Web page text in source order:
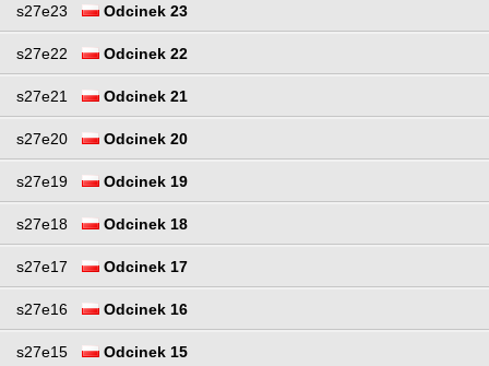
s27e23 Odcinek 23
s27e22 Odcinek 22
s27e21 Odcinek 21
s27e20 Odcinek 20
s27e19 Odcinek 19
s27e18 Odcinek 18
s27e17 Odcinek 17
s27e16 Odcinek 16
s27e15 Odcinek 15